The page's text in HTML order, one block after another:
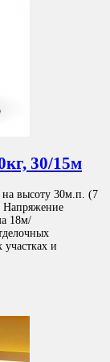
30/15м
на высоту 30м.п. (7
Напряжение
18м/
участках и